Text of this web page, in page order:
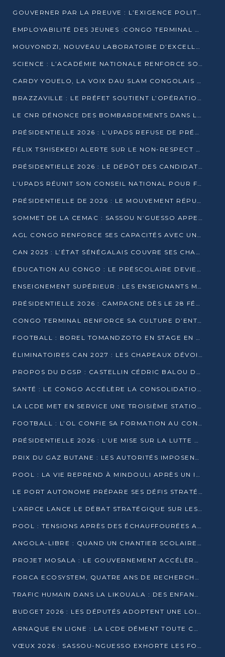
GOUVERNER PAR LA PREUVE : L’EXIGENCE POLITIQUE DU XXIᵉ SIÈCLE
EMPLOYABILITÉ DES JEUNES :CONGO TERMINAL S’ALLIE À L’ESCIC POUR RAPPROCHER L’ÉCOLE DU TERRAIN
MOUYONDZI, NOUVEAU LABORATOIRE D’EXCELLENCE PÉDAGOGIQUE AVEC L’ENFICE
SCIENCE : L’ACADÉMIE NATIONALE RENFORCE SON ÉQUIPE ET TRACE SA FEUILLE DE ROUTE 2026
CARDY YOUELO, LA VOIX DAU SLAM CONGOLAIS QUI INTERPELLE LE MONDE
BRAZZAVILLE : LE PRÉFET SOUTIENT L’OPÉRATION « ZÉRO KULUNA » ET APPELLE À LA VIGILANCE CITOYENNE
LE CNR DÉNONCE DES BOMBARDEMENTS DANS LE POOL ET ACCUSE LE GOUVERNEMENT
PRÉSIDENTIELLE 2026 : L’UPADS REFUSE DE PRÉSENTER UN CANDIDAT ET DÉNONCE UN PROCESSUS NON CRÉDIBLE
FÉLIX TSHISEKEDI ALERTE SUR LE NON-RESPECT DES ENGAGEMENTS DE PAIX APRÈS SA RENCONTRE AVEC D. SASSOU-NGUESSO
PRÉSIDENTIELLE 2026 : LE DÉPÔT DES CANDIDATURES OUVERT DU 29 JANVIER AU 12 FÉVRIER
L’UPADS RÉUNIT SON CONSEIL NATIONAL POUR FIXER SA LIGNE POLITIQUE À DEUX MOIS DE LA PRÉSIDENTIELLE
PRÉSIDENTIELLE DE 2026 : LE MOUVEMENT RÉPUBLICAIN DÉNONCE UNE CONVOCATION ÉLECTORALE « OPAQUE ET PRÉCIPITÉE »
SOMMET DE LA CEMAC : SASSOU N’GUESSO APPELLE À LA VIGILANCE FACE AUX RISQUES ÉCONOMIQUES
AGL CONGO RENFORCE SES CAPACITÉS AVEC UNE GRUE DE 250 TONNES
CAN 2025 : L’ÉTAT SÉNÉGALAIS COUVRE SES CHAMPIONS D’AFRIQUE DE RÉCOMPENSES EXCEPTIONNELLES
ÉDUCATION AU CONGO : LE PRÉSCOLAIRE DEVIENT OBLIGATOIRE, LE BTS CONSACRÉ DIPLÔME D’ÉTAT
ENSEIGNEMENT SUPÉRIEUR : LES ENSEIGNANTS MAINTIENNENT LA GRÈVE ET EXIGENT UN ACCORD ÉCRIT AVEC L’ÉTAT
PRÉSIDENTIELLE 2026 : CAMPAGNE DÈS LE 28 FÉVRIER, SCRUTIN LES 12 ET 15 MARS
CONGO TERMINAL RENFORCE SA CULTURE D’ENTREPRISE AVEC LE PROGRAMME « WIN TOGETHER »
FOOTBALL : BOREL TOMANDZOTO EN STAGE EN ESPAGNE AVEC POLISSYA FC
ÉLIMINATOIRES CAN 2027 : LES CHAPEAUX DÉVOILÉS, LE CONGO FIXÉ SUR SON SORT
PROPOS DU DGSP : CASTELLIN CÉDRIC BALOU DÉNONCE DES PROPOS INTIMIDANTS
SANTÉ : LE CONGO ACCÉLÈRE LA CONSOLIDATION DE L’OFFRE DE SOINS
LA LCDE MET EN SERVICE UNE TROISIÈME STATION D’EAU POTABLE À MFILOU
FOOTBALL : L’OL CONFIE SA FORMATION AU CONGOLAIS CHRISTIAN BASSILA
PRÉSIDENTIELLE 2026 : L’UE MISE SUR LA LUTTE CONTRE LA DÉSINFORMATION
PRIX DU GAZ BUTANE : LES AUTORITÉS IMPOSENT LE RESPECT DES PRIX RÉGLEMENTÉS
POOL : LA VIE REPREND À MINDOULI APRÈS UN INCIDENT ARMÉ SUR LA RN1
LE PORT AUTONOME PRÉPARE SES DÉFIS STRATÉGIQUES DE 2026
L’ARPCE LANCE LE DÉBAT STRATÉGIQUE SUR LES DONNÉES, L’IA ET LA FINANCE NUMÉRIQUE AU CONGO
POOL : TENSIONS APRÈS DES ÉCHAUFFOURÉES ARMÉES ENTRE DGSP ET EX-MILICIENS NINJA
ANGOLA-LIBRE : QUAND UN CHANTIER SCOLAIRE DEVIENT LE MIROIR D’UN CONGO EN MOUVEMENT
PROJET MOSALA : LE GOUVERNEMENT ACCÉLÈRE L’INSERTION DES JEUNES EN 2026
FORCA ECOSYSTEM, QUATRE ANS DE RECHERCHE DE TERRAIN AVANT UN LANCEMENT OFFICIEL EN 2026
TRAFIC HUMAIN DANS LA LIKOUALA : DES ENFANTS AUTOCHTONES RÉDUITS AU TRAVAIL FORCÉ
BUDGET 2026 : LES DÉPUTÉS ADOPTENT UNE LOI DES FINANCES DE PLUS DE 2500 MILLIARDS FCFA
ARNAQUE EN LIGNE : LA LCDE DÉMENT TOUTE CAMPAGNE DE RECRUTEMENT
VŒUX 2026 : SASSOU-NGUESSO EXHORTE LES FORCES VIVES À RENFORCER L’UNITÉ